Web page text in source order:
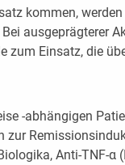
kommen,
ausgeprägterer
zum Einsatz, die
-abhängigen
zur
Anti-TNF-α